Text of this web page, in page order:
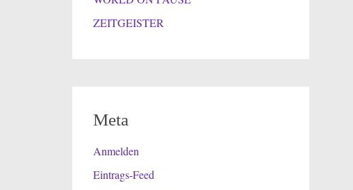
ZEITGEISTER
Meta
Anmelden
Eintrags-Feed